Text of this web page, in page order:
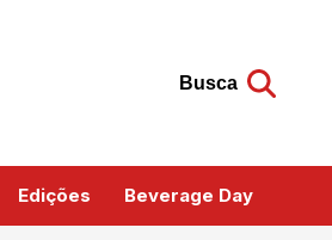
Busca
Edições Beverage Day